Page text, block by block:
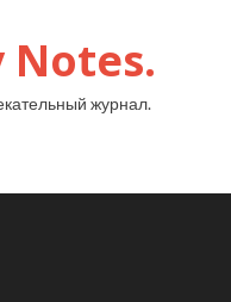
Notes.
журнал.